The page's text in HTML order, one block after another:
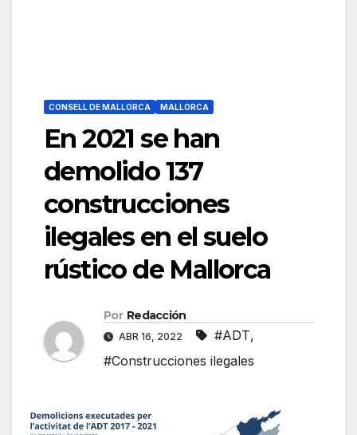
CONSELL DE MALLORCA MALLORCA
En 2021 se han
demolido 137
construcciones
ilegales en el suelo
rústico de Mallorca
Por Redacción
ABR 16, 2022 #ADT,
#Construcciones ilegales